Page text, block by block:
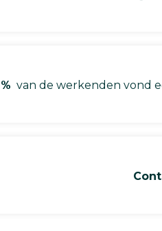
van de werkenden vond